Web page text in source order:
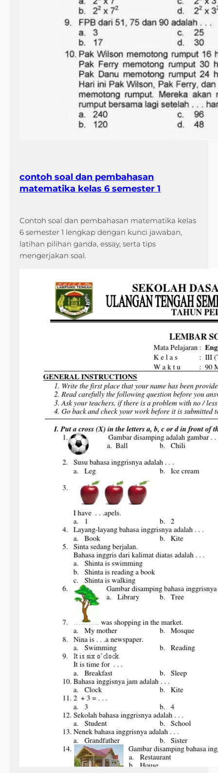
contoh soal dan pembahasan
matematika kelas 6 semester 1
Contoh soal dan pembahasan matematika kelas
6 semester 1 lengkap dengan kunci jawaban,
latihan pilihan ganda, essay, serta tips
mengerjakan soal.